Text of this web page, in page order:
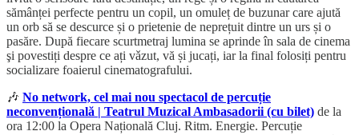
sămânței perfecte pentru un copil, un omuleț de buzunar care ajută
un orb să se descurce și o prietenie de neprețuit dintre un urs și o
pasăre. După fiecare scurtmetraj lumina se aprinde în sala de cinema
şi povestiți despre ce ați vǎzut, vă și jucați, iar la final folosiți pentru
socializare foaierul cinematografului.
🎶 No network, cel mai nou spectacol de percuție
neconvențională | Teatrul Muzical Ambasadorii (cu bilet) de la
ora 12:00 la Opera Națională Cluj. Ritm. Energie. Percuție